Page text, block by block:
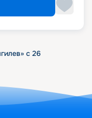
с 26